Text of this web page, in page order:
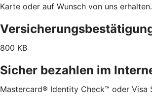
Karte oder auf Wunsch von uns erhalten.
800 KB
Sicher bezahlen im
Mastercard® Identity Check™ oder Visa